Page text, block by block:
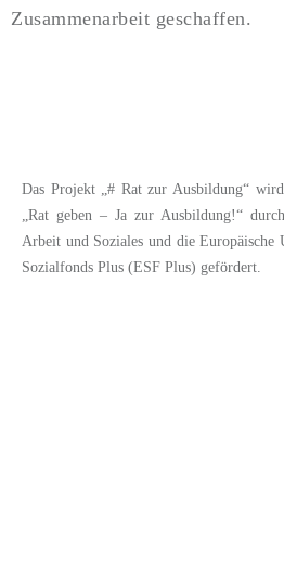
Zusammenarbeit geschaffen.
Das Projekt „# Rat zur Ausbildung“
„Rat geben – Ja zur Ausbildung!“
Arbeit und Soziales und die Europäische
Sozialfonds Plus (ESF Plus) gefördert.